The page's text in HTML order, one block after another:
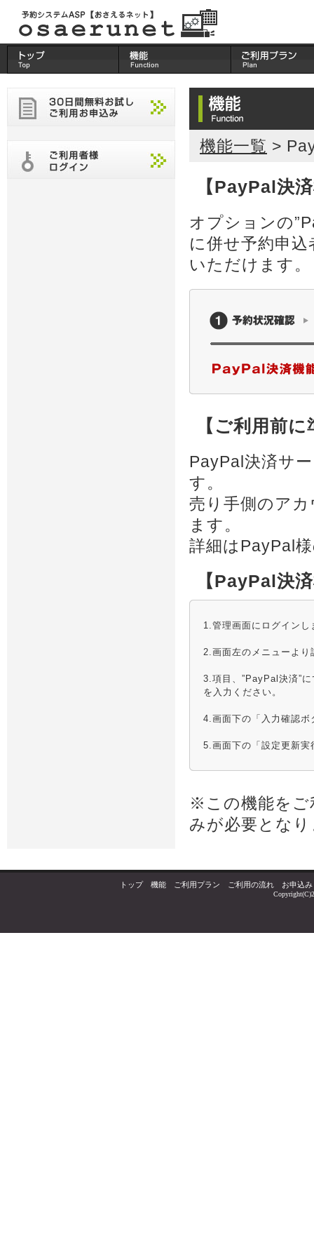
機能一覧 >
【PayPal決
オプションの
に併せ予約申
いただけます。
【ご利用前
PayPal決済サ
す。
売り手側のア
ます。
詳細はPayPal
【PayPal決
1.管理画面にログインし
2.画面左のメニューより
3.項目、”PayPal決済”
を入力ください。
4.画面下の「入力確認ボ
5.画面下の「設定更新実
※この機能をご
みが必要とな
トップ｜ 機能 ご利用プラン ご利用の流れ お申込み